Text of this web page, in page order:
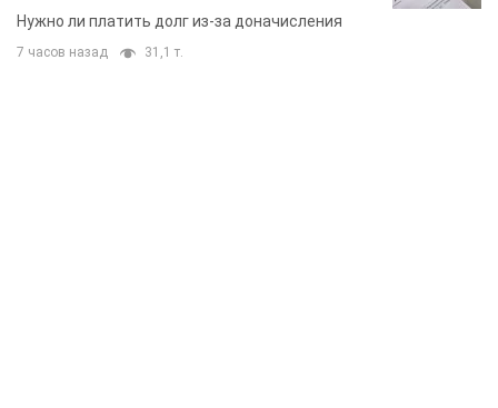
вынес неожиданное решение
Нужно ли платить долг из-за доначисления
7 часов назад 31,1 т.